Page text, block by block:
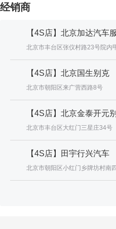
经销商
【4S店】北京加达汽车
北京市丰台区张仪村路23号院内
【4S店】北京国生别克
北京市朝阳区来广营西路8号
【4S店】北京金泰开元
北京市丰台区大红门三星庄34号
【4S店】田宇行兴汽车
北京市朝阳区小红门乡牌坊村南